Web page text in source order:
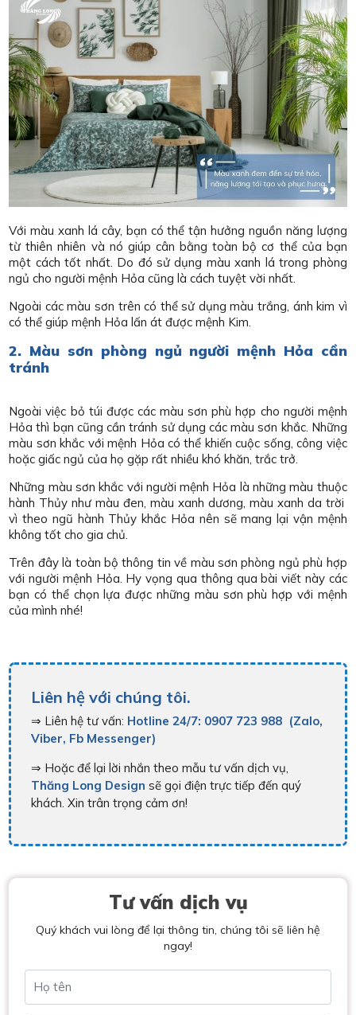
Với màu xanh lá cây, bạn có thể tận hưởng nguồn năng lượng
từ thiên nhiên và nó giúp cân bằng toàn bộ cơ thể của bạn
một cách tốt nhất. Do đó sử dụng màu xanh lá trong phòng
ngủ cho người mệnh Hỏa cũng là cách tuyệt vời nhất.
Ngoài các màu sơn trên có thể sử dụng màu trắng, ánh kim vì
có thể giúp mệnh Hỏa lấn át được mệnh Kim.
2. Màu sơn phòng ngủ người mệnh Hỏa cần
tránh
Ngoài việc bỏ túi được các màu sơn phù hợp cho người mệnh
Hỏa thì bạn cũng cần tránh sử dụng các màu sơn khắc. Những
màu sơn khắc với mệnh Hỏa có thể khiến cuộc sống, công việc
hoặc giấc ngủ của họ gặp rất nhiều khó khăn, trắc trở.
Những màu sơn khắc với người mệnh Hỏa là những màu thuộc
hành Thủy như màu đen, màu xanh dương, màu xanh da trời
vì theo ngũ hành Thủy khắc Hỏa nên sẽ mang lại vận mệnh
không tốt cho gia chủ.
Trên đây là toàn bộ thông tin về màu sơn phòng ngủ phù hợp
với người mệnh Hỏa. Hy vọng qua thông qua bài viết này các
bạn có thể chọn lựa được những màu sơn phù hợp với mệnh
của mình nhé!
Liên hệ với chúng tôi.
⇒ Liên hệ tư vấn: Hotline 24/7: 0907 723 988 (Zalo,
Viber, Fb Messenger)
⇒ Hoặc để lại lời nhắn theo mẫu tư vấn dịch vụ,
Thăng Long Design sẽ gọi điện trực tiếp đến quý
khách. Xin trân trọng cảm ơn!
Tư vấn dịch vụ
Quý khách vui lòng để lại thông tin, chúng tôi sẽ liên hệ
ngay!